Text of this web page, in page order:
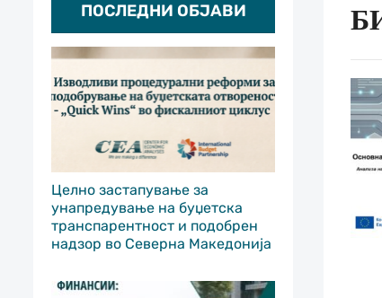
ПОСЛЕДНИ ОБЈАВИ
Целно застапување за
унапредување на буџетска
транспарентност и подобрен
надзор во Северна Македонија